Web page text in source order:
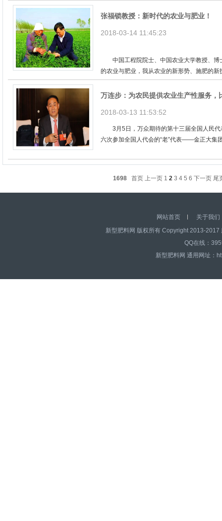
张福锁教授：新时代的农业与肥业！
2018-03-14 11:45:23
中国工程院院士、中国农业大学教授、
的农业与肥业，我从农业的新形势、施肥的
万连步：为农民提供农业生产性服务，
2018-03-13 11:53:52
3月5日，万众期待的第十三届全国人民代
六次参加全国人代会的“老”代表——金正大集
1698 首页 上一页 1 2 3 4 5 6 下一页 尾
网站首页
关于我们
新型肥料网 版权所有 Copyright 2013-
QQ在线：
新型肥料网 通用网址：